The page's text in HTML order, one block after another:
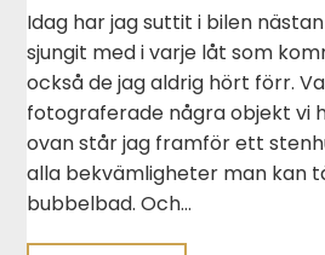
Idag har jag suttit i bilen
sjungit med i varje låt som
också de jag aldrig hört förr.
fotograferade några objekt vi
ovan står jag framför ett
alla bekvämligheter man kan
bubbelbad. Och…